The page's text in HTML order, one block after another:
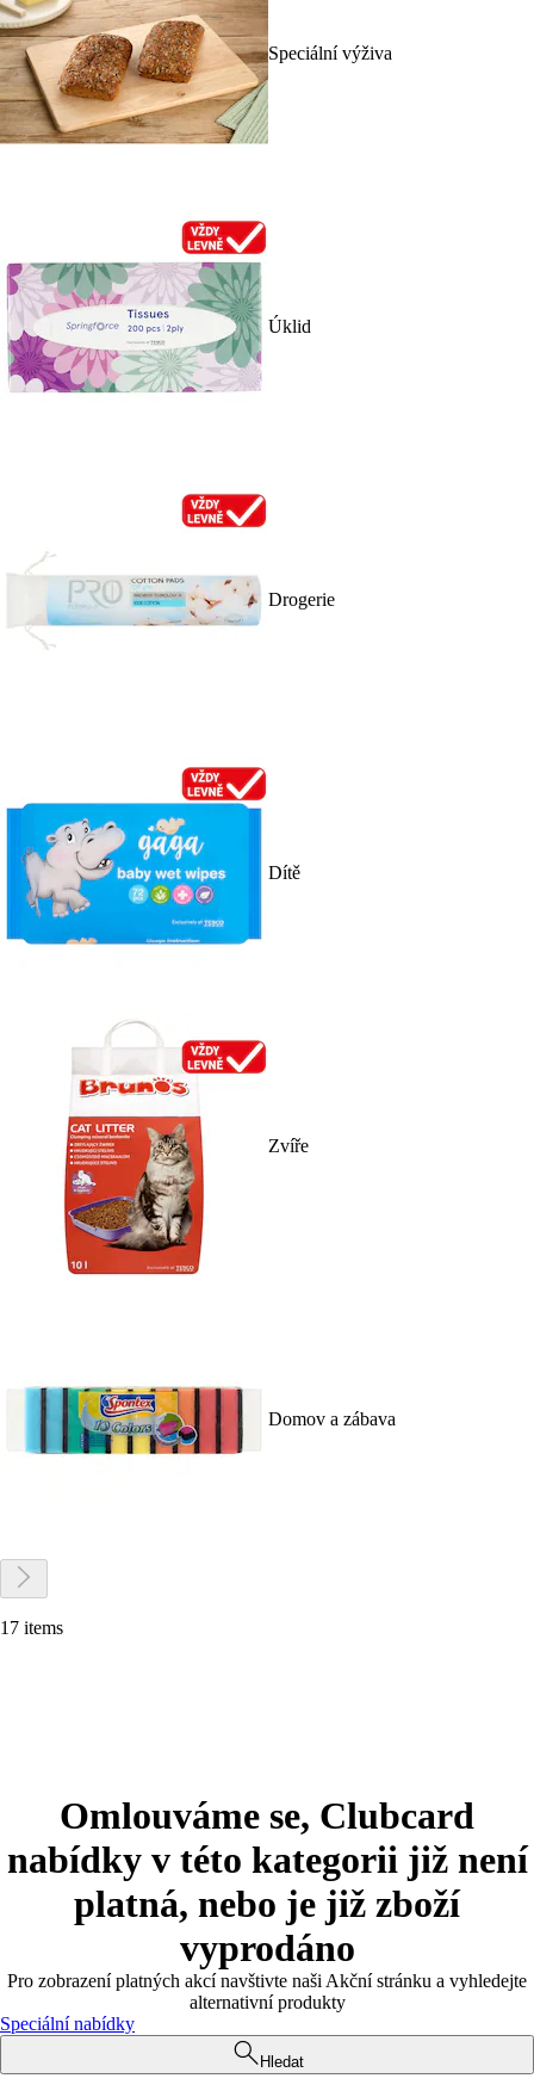
Speciální výživa
Úklid
Drogerie
Dítě
Zvíře
Domov a zábava
17 items
Omlouváme se, Clubcard
nabídky v této kategorii již není
platná, nebo je již zboží
vyprodáno
Pro zobrazení platných akcí navštivte naši Akční stránku a vyhledejte
alternativní produkty
Speciální nabídky
Hledat